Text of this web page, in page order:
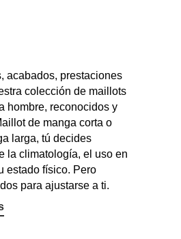
acabados, prestaciones
colección de maillots
hombre, reconocidos y
de manga corta o
larga, tú decides
la climatología, el uso en
estado físico. Pero
para ajustarse a ti.